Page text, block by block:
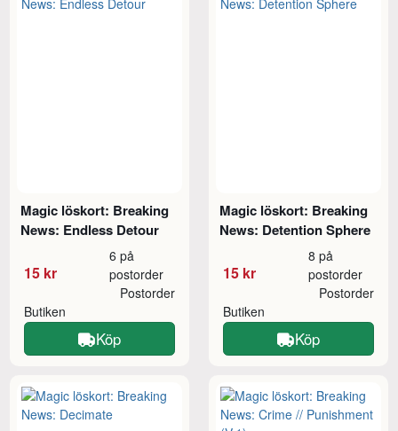
Magic löskort: Breaking
News: Endless Detour
15 kr
6 på
postorder
Butiken
Postorder
Köp
Magic löskort: Breaking
News: Detention Sphere
15 kr
8 på
postorder
Butiken
Postorder
Köp